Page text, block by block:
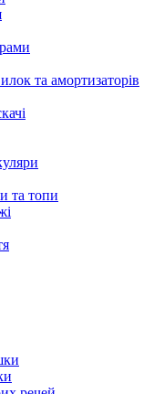
та амортизаторів
та топи